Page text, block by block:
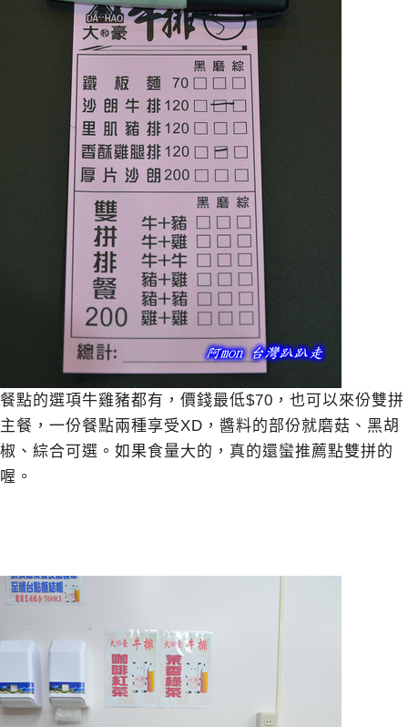
餐點的選項牛雞豬都有，價錢最低$70，也可以來份雙拼
主餐，一份餐點兩種享受XD，醬料的部份就磨菇、黑胡
椒、綜合可選。如果食量大的，真的還蠻推薦點雙拼的
喔。